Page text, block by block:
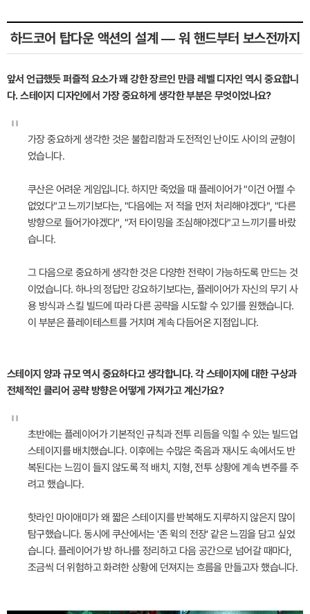
하드코어 탑다운 액션의 설계 — 워 핸드부터 보스전까지
앞서 언급했듯 퍼즐적 요소가 꽤 강한 장르인 만큼 레벨 디자인 역시 중요합니
다. 스테이지 디자인에서 가장 중요하게 생각한 부분은 무엇이었나요?
"
가장 중요하게 생각한 것은 불합리함과 도전적인 난이도 사이의 균형이
었습니다.
쿠산은 어려운 게임입니다. 하지만 죽었을 때 플레이어가 "이건 어쩔 수
없었다"고 느끼기보다는, "다음에는 저 적을 먼저 처리해야겠다", "다른
방향으로 들어가야겠다", "저 타이밍을 조심해야겠다"고 느끼기를 바랐
습니다.
그 다음으로 중요하게 생각한 것은 다양한 전략이 가능하도록 만드는 것
이었습니다. 하나의 정답만 강요하기보다는, 플레이어가 자신의 무기 사
용 방식과 스킬 빌드에 따라 다른 공략을 시도할 수 있기를 원했습니다.
이 부분은 플레이테스트를 거치며 계속 다듬어온 지점입니다.
스테이지 양과 규모 역시 중요하다고 생각합니다. 각 스테이지에 대한 구상과
전체적인 클리어 공략 방향은 어떻게 가져가고 계신가요?
"
초반에는 플레이어가 기본적인 규칙과 전투 리듬을 익힐 수 있는 빌드업
스테이지를 배치했습니다. 이후에는 수많은 죽음과 재시도 속에서도 반
복된다는 느낌이 들지 않도록 적 배치, 지형, 전투 상황에 계속 변주를 주
려고 했습니다.
핫라인 마이애미가 왜 짧은 스테이지를 반복해도 지루하지 않은지 많이
탐구했습니다. 동시에 쿠산에서는 '존 윅의 전장' 같은 느낌을 담고 싶었
습니다. 플레이어가 방 하나를 정리하고 다음 공간으로 넘어갈 때마다,
조금씩 더 위험하고 화려한 상황에 던져지는 흐름을 만들고자 했습니다.